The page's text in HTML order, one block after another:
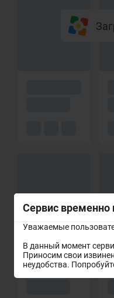
Сервис временно
Уважаемые
В данный момент
Приносим свои
неудобства.